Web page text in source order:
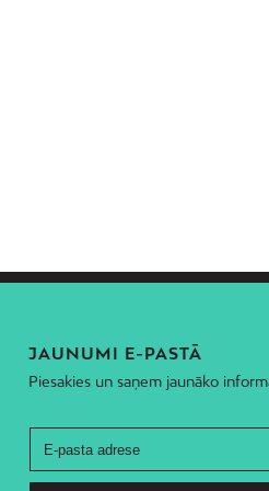
Voleri
Zolitūde
JAUNUMI E-PASTĀ
Piesakies un saņem jaunāko